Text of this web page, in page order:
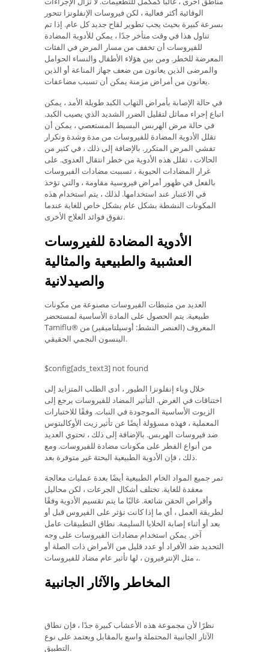
الوقائية أكثر فعالية ، لكن فيروسات الإنفلونزا تتحور
بسرعة كبيرة بحيث يجب تطوير لقاح جديد كل عام. إذا تم
تناول هذا في وقت متأخر جدًا ، يمكن للأدوية المضادة
للفيروسات أن تخفف من مسار المرض في الفئات
المعرضة للخطر. ومن بين هؤلاء الأطفال والنساء الحوامل
والمرضى الذين يعانون من ضعف جهاز المناعة أو الذين
يعانون من أمراض مزمنة يمكن أن تسبب مضاعفات.
في حالة الإصابة بأمراض التهاب الكبد طويلة الأمد ، يمكن
اتباع إجراء مماثل لتقليل الضرر الشديد الذي يصيب الكبد.
في حالة مرض الهربس البسيط المستعصي ، يمكن أن
تقلل الأدوية المضادة للفيروسات من مدة وشدة وتكرار
تفشي المرض المتكرر. بالإضافة إلى ذلك ، في كثير من
الحالات ، تقلل هذه الأدوية من خطر انتقال العدوى. على
غرار المضادات الحيوية ، تسببت مضادات الفيروسات
بالفعل في ظهور أمراض فيروسية مقاومة ، والتي تؤخذ
في الاعتبار عند استخدامها. لذلك ، يتم استخدام هذه
المكونات النشطة بشكل عام بشكل خاص للغاية عندما
تفوق فوائد العلاج الأخرى.
الأدوية المضادة للفيروسات
العشبية والطبيعية والمثالية
والصيدلانية
العديد من مثبطات الفيروسات مصنوعة من مكونات
طبيعية. يتم الحصول على المادة الأساسية لمستحضر
Tamiflu® المعروف (العنصر النشط: أوسيلتاميفير) من
الينسون النجمي الحقيقي.
$config[ads_text3] not found
خلال وباء إنفلونزا الطيور ، أدى الطلب المتزايد إلى
اختناقات في العرض. التأثير المضاد للفيروسات يرجع إلى
الزيوت الأساسية الموجودة في النبات. وفقًا للاختبارات
المعملية ، فهذه مسؤولة أيضًا عن تأثير زيت الأوكالبتوس
ضد فيروسات الهربس. بالإضافة إلى ذلك ، تحتوي العديد
من أنواع الفطر على مكونات مضادة للفيروسات. ومع
ذلك ، فإن الأدوية الطبيعية البحتة غير متوفرة بعد.
تمر جميع المواد الخام الطبيعية أيضًا بعدة عمليات معالجة
معقدة للغاية. تختلف أشكال الجرعات ، لكن محاليل
وأقراص الحقن شائعة. غالبًا ما يتم تقسيم الأدوية وفقًا
لطريقة العمل ، أي ما إذا كانت تؤثر على الفيروس قبل أو
بعد أو أثناء إصابة الخلايا السليمة. نطاق التطبيقات عامل
آخر. يمكن استخدام مضادات الفيروسات على وجه
التحديد ضد الأفراد أو عدد قليل من الأمراض ذات الصلة أو
، مثل الإنترفيرون ، لها تأثير عام مضاد للفيروسات.
المخاطر والآثار الجانبية
نظرًا لأن مجموعة هذه الأعشاب كبيرة جدًا ، فإن نطاق
الآثار الجانبية المحتملة واسع بالمقابل ويعتمد على نوع
التطبيق.